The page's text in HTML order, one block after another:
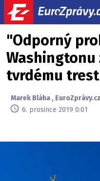
"Odporný
tvrdému
Marek Bláha , EuroZprávy.cz
6. prosince 2019 0:01